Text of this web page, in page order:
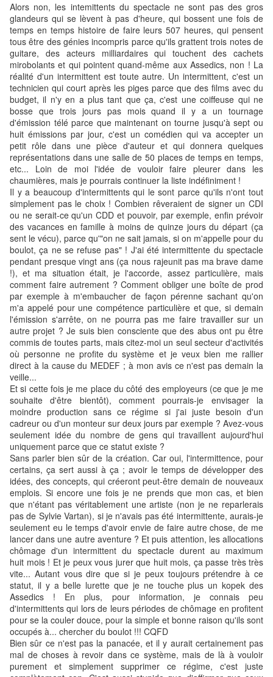
Alors non, les intemittents du spectacle ne sont pas des gros
glandeurs qui se lèvent à pas d'heure, qui bossent une fois de
temps en temps histoire de faire leurs 507 heures, qui pensent
tous être des génies incompris parce qu'ils grattent trois notes de
guitare, des acteurs milliardaires qui touchent des cachets
mirobolants et qui pointent quand-même aux Assedics, non ! La
réalité d'un intermittent est toute autre. Un intermittent, c'est un
technicien qui court après les piges parce que des films avec du
budget, il n'y en a plus tant que ça, c'est une coiffeuse qui ne
bosse que trois jours pas mois quand il y a un tournage
d'émission télé parce que maintenant on tourne jusqu'à sept ou
huit émissions par jour, c'est un comédien qui va accepter un
petit rôle dans une pièce d'auteur et qui donnera quelques
représentations dans une salle de 50 places de temps en temps,
etc... Loin de moi l'idée de vouloir faire pleurer dans les
chaumières, mais je pourrais continuer la liste indéfiniment !
Il y a beaucoup d'intermittents qui le sont parce qu'ils n'ont tout
simplement pas le choix ! Combien rêveraient de signer un CDI
ou ne serait-ce qu'un CDD et pouvoir, par exemple, enfin prévoir
des vacances en famille à moins de quinze jours du départ (ça
sent le vécu), parce qu'"on ne sait jamais, si on m'appelle pour du
boulot, ça ne se refuse pas" ! J'ai été intermittente du spectacle
pendant presque vingt ans (ça nous rajeunit pas ma brave dame
!), et ma situation était, je l'accorde, assez particulière, mais
comment faire autrement ? Comment obliger une boîte de prod
par exemple à m'embaucher de façon pérenne sachant qu'on
m'a appelé pour une compétence particulière et que, si demain
l'émission s'arrête, on ne pourra pas me faire travailler sur un
autre projet ? Je suis bien consciente que des abus ont pu être
commis de toutes parts, mais citez-moi un seul secteur d'activités
où personne ne profite du système et je veux bien me rallier
direct à la cause du MEDEF ; à mon avis ce n'est pas demain la
veille...
Et si cette fois je me place du côté des employeurs (ce que je me
souhaite d'être bientôt), comment pourrais-je envisager la
moindre production sans ce régime si j'ai juste besoin d'un
cadreur ou d'un monteur sur deux jours par exemple ? Avez-vous
seulement idée du nombre de gens qui travaillent aujourd'hui
uniquement parce que ce statut existe ?
Sans parler bien sûr de la création. Car oui, l'intermittence, pour
certains, ça sert aussi à ça ; avoir le temps de développer des
idées, des concepts, qui créeront peut-être demain de nouveaux
emplois. Si encore une fois je ne prends que mon cas, et bien
que n'étant pas véritablement une artiste (non je ne reparlerais
pas de Sylvie Vartan), si je n'avais pas été intermittente, aurais-je
seulement eu le temps d'avoir envie de faire autre chose, de me
lancer dans une autre aventure ? Et puis attention, les allocations
chômage d'un intermittent du spectacle durent au maximum
huit mois ! Et je peux vous jurer que huit mois, ça passe très très
vite... Autant vous dire que si je peux toujours prétendre à ce
statut, il y a belle lurette que je ne touche plus un kopek des
Assedics ! En plus, pour information, je connais peu
d'intermittents qui lors de leurs périodes de chômage en profitent
pour se la couler douce, pour la simple et bonne raison qu'ils sont
occupés à... chercher du boulot !!! CQFD
Bien sûr ce n'est pas la panacée, et il y aurait certainement pas
mal de choses à revoir dans ce système, mais de là à vouloir
purement et simplement supprimer ce régime, c'est juste